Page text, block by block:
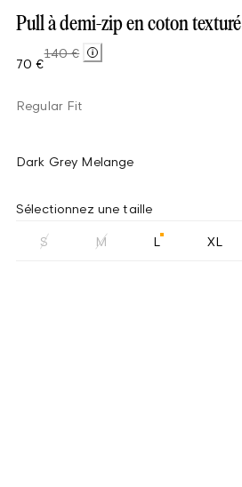
Pull à demi-zip en coton texturé
70 €
140 €
Regular Fit
Dark Grey Melange
Sélectionnez une taille
S M L XL